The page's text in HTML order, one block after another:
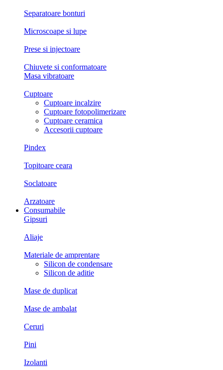
Separatoare bonturi
Microscoape si lupe
Prese si injectoare
Chiuvete si conformatoare
Masa vibratoare
Cuptoare
Cuptoare incalzire
Cuptoare fotopolimerizare
Cuptoare ceramica
Accesorii cuptoare
Pindex
Topitoare ceara
Soclatoare
Arzatoare
Consumabile
Gipsuri
Aliaje
Materiale de amprentare
Silicon de condensare
Silicon de aditie
Mase de duplicat
Mase de ambalat
Ceruri
Pini
Izolanti